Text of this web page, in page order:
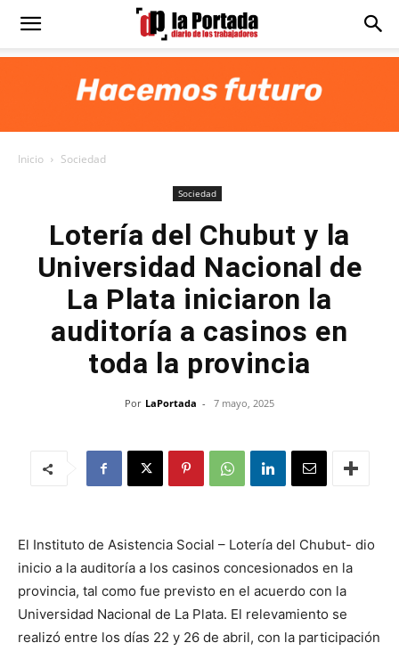
Diario
Inicio Sociedad
Sociedad
Lotería del Chubut y la
Universidad Nacional de
La Plata iniciaron la
auditoría a casinos en
toda la provincia
Por LaPortada - 7 mayo, 2025
El Instituto de Asistencia Social – Lotería del Chubut- dio
inicio a la auditoría a los casinos concesionados en la
provincia, tal como fue previsto en el acuerdo con la
Universidad Nacional de La Plata. El relevamiento se
realizó entre los días 22 y 26 de abril, con la participación